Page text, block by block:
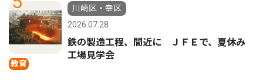
教育
川崎区・幸区
2026.07.28
鉄の製造工程、間近に ＪＦＥで、夏休み
工場見学会